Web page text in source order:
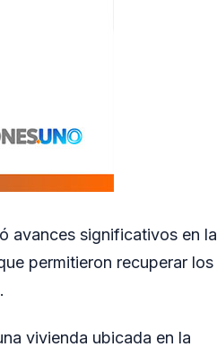
avances significativos en la
permitieron recuperar los
vivienda ubicada en la